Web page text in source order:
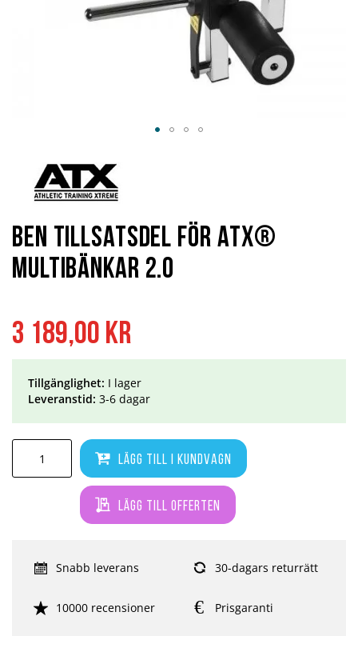
3 189,00 kr
Lägg till i kundvagn
Lägg till offerten
Tillgänglighet: I lager
Leveranstid: 3-6 dagar
Snabb leverans 30-dagars returrätt
10000 recensioner Prisgaranti
Ben Tillsatsdel för ATX®
Multibänkar 2.0
början
bildgalleriet